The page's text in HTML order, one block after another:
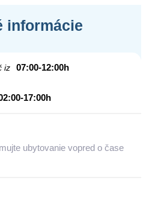
informácie
iz 07:00-12:00h
17:00h
ubytovanie vopred o čase